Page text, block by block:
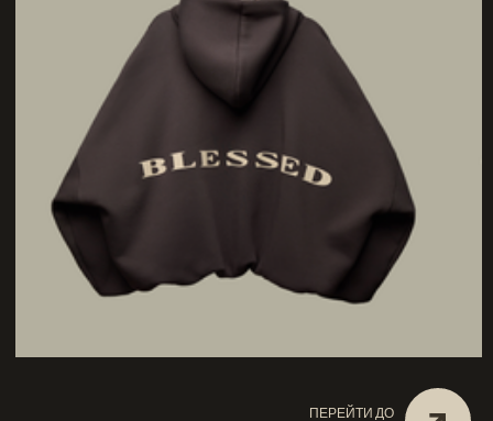
ПЕРЕЙТИ ДО